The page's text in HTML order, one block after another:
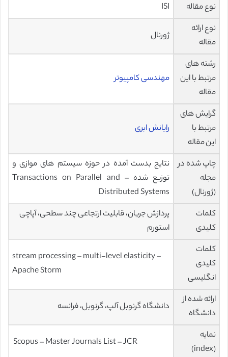
نوع مقاله
ISI
نوع ارائه
مقاله
ژورنال
رشته های
مرتبط با این
مقاله
مهندسی کامپیوتر
گرایش های
مرتبط با
این مقاله
رایانش ابری
چاپ شده در
مجله
(ژورنال)
نتایج بدست آمده در حوزه سیستم های موازی و
توزیع شده – Transactions on Parallel and
Distributed Systems
کلمات
کلیدی
پردازش جریان، قابلیت ارتجاعی چند سطحی، آپاچی
استورم
کلمات
کلیدی
انگلیسی
stream processing – multi-level elasticity –
Apache Storm
ارائه شده از
دانشگاه
دانشگاه گرنوبل آلپ، گرنوبل، فرانسه
نمایه
(index)
Scopus – Master Journals List – JCR